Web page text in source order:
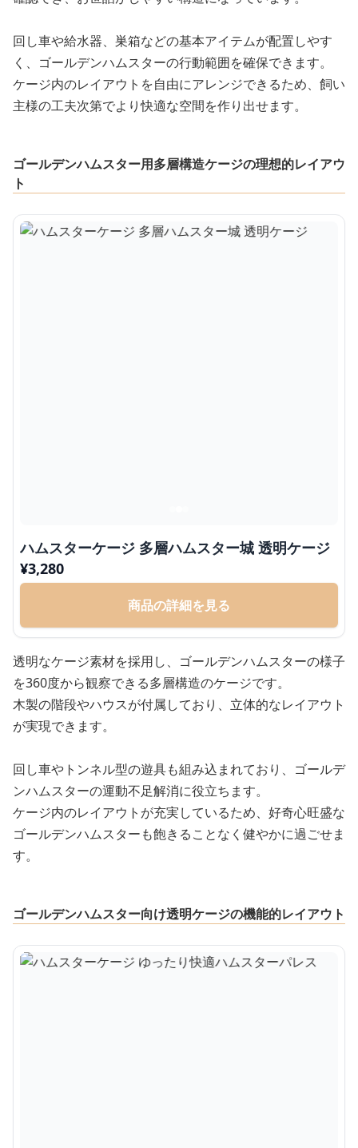
回し車や給水器、巣箱などの基本アイテムが配置しやす
く、ゴールデンハムスターの行動範囲を確保できます。
ケージ内のレイアウトを自由にアレンジできるため、飼い
主様の工夫次第でより快適な空間を作り出せます。
ゴールデンハムスター用多層構造ケージの理想的レイアウ
ト
ハムスターケージ 多層ハムスター城 透明ケージ
¥3,280
商品の詳細を見る
透明なケージ素材を採用し、ゴールデンハムスターの様子
を360度から観察できる多層構造のケージです。
木製の階段やハウスが付属しており、立体的なレイアウト
が実現できます。
回し車やトンネル型の遊具も組み込まれており、ゴールデ
ンハムスターの運動不足解消に役立ちます。
ケージ内のレイアウトが充実しているため、好奇心旺盛な
ゴールデンハムスターも飽きることなく健やかに過ごせま
す。
ゴールデンハムスター向け透明ケージの機能的レイアウト